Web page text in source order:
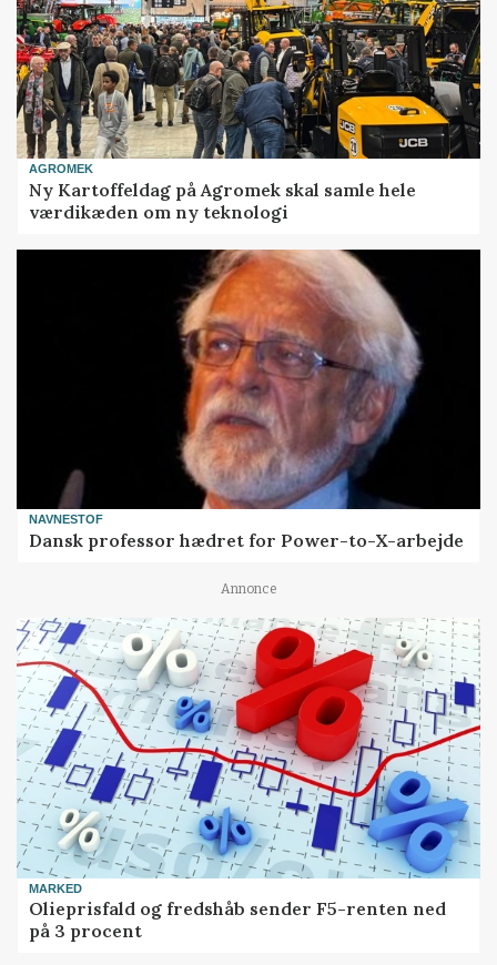
AGROMEK
Ny Kartoffeldag på Agromek skal samle hele
værdikæden om ny teknologi
NAVNESTOF
Dansk professor hædret for Power-to-X-arbejde
Annonce
MARKED
Olieprisfald og fredshåb sender F5-renten ned
på 3 procent